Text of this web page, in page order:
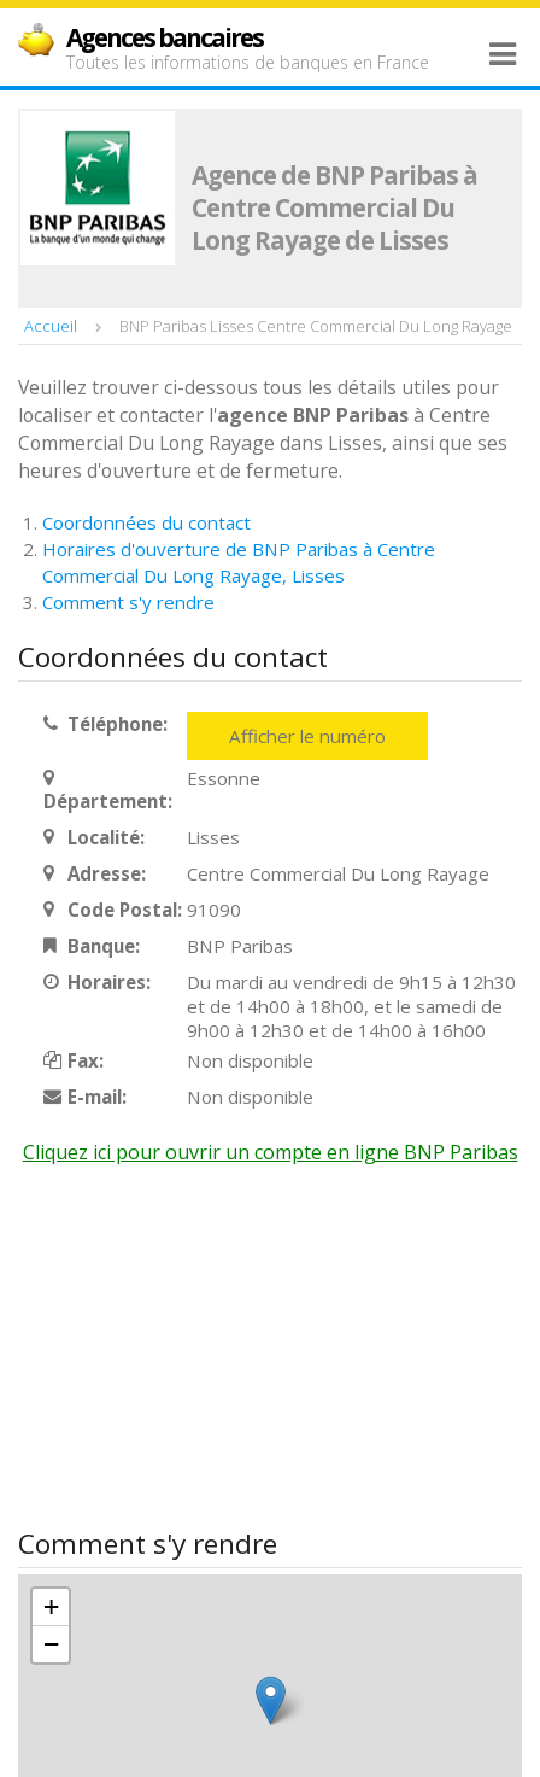
Agences bancaires
Toutes les informations de banques en France
Agence de BNP Paribas à
Centre Commercial Du
Long Rayage de Lisses
Accueil BNP Paribas Lisses Centre Commercial Du Long Rayage
Veuillez trouver ci-dessous tous les détails utiles pour
localiser et contacter l'agence BNP Paribasà Centre
Commercial Du Long Rayage dans Lisses, ainsi que ses
heures d'ouverture et de fermeture.
Coordonnées du contact
Horaires d'ouverture de BNP Paribas à Centre
Commercial Du Long Rayage, Lisses
Comment s'y rendre
Coordonnées du contact
Téléphone: Afficher le numéro
Département:
Essonne
Localité:
Lisses
Adresse:
Centre Commercial Du Long Rayage
Code Postal: 91090
Banque:
BNP Paribas
Horaires:
Du mardi au vendredi de 9h15 à 12h30
et de 14h00 à 18h00, et le samedi de
9h00 à 12h30 et de 14h00 à 16h00
Fax:
Non disponible
E-mail:
Non disponible
Cliquez ici pour ouvrir un compte en ligne BNP Paribas
Comment s'y rendre
+
−